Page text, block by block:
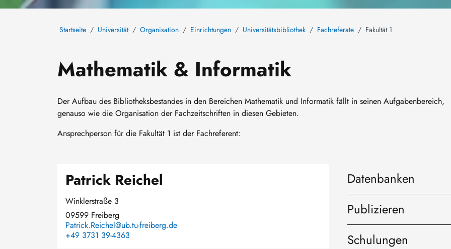
Startseite Universität Organisation Einrichtungen Universitätsbibliothek Fachreferate Fakultät 1
Mathematik & Informatik
Der Aufbau des Bibliotheksbestandes in den Bereichen Mathematik und Informatik fällt in seinen Aufgabenbereich,
genauso wie die Organisation der Fachzeitschriften in diesen Gebieten.
Ansprechperson für die Fakultät 1 ist der Fachreferent:
Patrick Reichel
Winklerstraße 3
09599 Freiberg
Patrick.Reichel@ub.tu-freiberg.de
+49 3731 39-4363
Datenbanken
Publizieren
Schulungen